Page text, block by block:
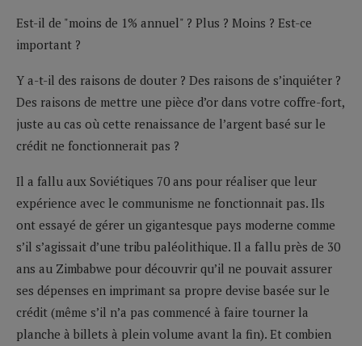
Est-il de "moins de 1% annuel" ? Plus ? Moins ? Est-ce
important ?
Y a-t-il des raisons de douter ? Des raisons de s’inquiéter ?
Des raisons de mettre une pièce d’or dans votre coffre-fort,
juste au cas où cette renaissance de l’argent basé sur le
crédit ne fonctionnerait pas ?
Il a fallu aux Soviétiques 70 ans pour réaliser que leur
expérience avec le communisme ne fonctionnait pas. Ils
ont essayé de gérer un gigantesque pays moderne comme
s’il s’agissait d’une tribu paléolithique. Il a fallu près de 30
ans au Zimbabwe pour découvrir qu’il ne pouvait assurer
ses dépenses en imprimant sa propre devise basée sur le
crédit (même s’il n’a pas commencé à faire tourner la
planche à billets à plein volume avant la fin). Et combien